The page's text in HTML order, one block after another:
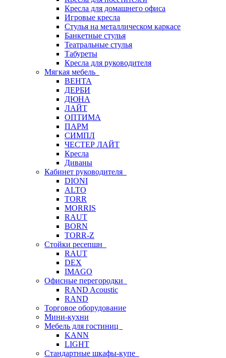
Кресла для домашнего офиса
Игровые кресла
Стулья на металлическом каркасе
Банкетные стулья
Театральные стулья
Табуреты
Кресла для руководителя
Мягкая мебель
ВЕНТА
ДЕРБИ
ДЮНА
ЛАЙТ
ОПТИМА
ПАРМ
СИМПЛ
ЧЕСТЕР ЛАЙТ
Кресла
Диваны
Кабинет руководителя
DIONI
ALTO
TORR
MORRIS
RAUT
BORN
TORR-Z
Стойки ресепшн
RAUT
DEX
IMAGO
Офисные перегородки
RAND Acoustic
RAND
Торговое оборудование
Мини-кухни
Мебель для гостиниц
KANN
LIGHT
Стандартные шкафы-купе